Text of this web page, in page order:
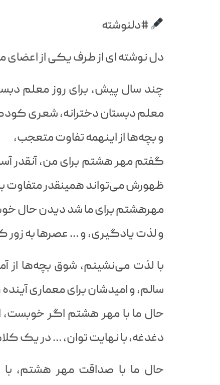
#دلنوشته
دل نوشته ای از طرف یکی از اعضای
چند سال پیش، برای روز معلم
معلم دبستان دخترانه، شعری
و بچه‌ها از اینهمه تفاوت متعجب،
گفتم مهر هشتم برای من، آنقدر
ظهورش می‌تواند همینقدر متفاوت
مهرهشتم برای ما شد دیدن حال
و لذت یادگیری، و … عصرها به زور
با لذت می‌نشینم، شوق بچه‌ها از
سالم، و امیدشان برای معماری
حال ما با مهر هشتم اگر
دغدغه، با نهایت توان، … در یک
حال ما با صداقت مهر هشتم،